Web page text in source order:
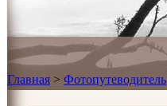
Главная > Фотопутеводитель